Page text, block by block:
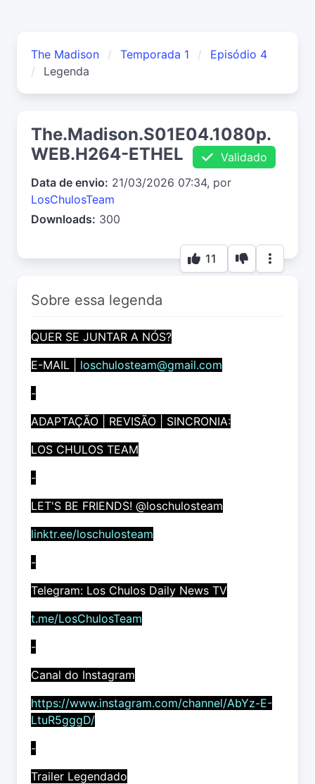
The Madison Temporada 1
Episódio 4
Legenda
The.Madison.S01E04.1080p.
WEB.H264-ETHEL
Validado
Data de envio: 21/03/2026 07:34, por
LosChulosTeam
Downloads: 300
11
Sobre essa legenda
QUER SE JUNTAR A NÓS?
E-MAIL | loschulosteam@gmail.com
-
ADAPTAÇÃO | REVISÃO | SINCRONIA:
LOS CHULOS TEAM
-
LET'S BE FRIENDS! @loschulosteam
linktr.ee/loschulosteam
-
Telegram: Los Chulos Daily News TV
t.me/LosChulosTeam
-
Canal do Instagram
https://www.instagram.com/channel/AbYz-E-
LtuR5gggD/
-
Trailer Legendado